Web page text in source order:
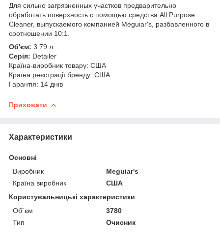
Для сильно загрязненных участков предварительно
обработать поверхность с помощью средства All Purpose
Cleaner, выпускаемого компанией Meguiar's, разбавленного в
соотношении 10:1.
Об'єм: 3.79 л.
Серія: Detailer
Країна-виробник товару: США
Країна реєстрації бренду: США
Гарантія: 14 днів
Приховати
Характеристики
Основні
Виробник
Meguiar's
Країна виробник
США
Користувальницькі характеристики
Об`єм
3780
Тип
Очисник